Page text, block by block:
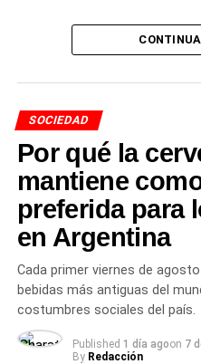
Un taller con
Obstetricia Carina Fretes
Mariana Pujol, quienes
didáctico, brindando
respondiendo las
Además, agradecieron a
Ledezma y Ramona
degustaciones que se
El
familias
SOCIEDAD
Por qué la
mantiene
preferida para
en Argentina
Cada primer viernes de
bebidas más antiguas del
costumbres sociales del país.
Published 1 día agoon 7
By Redacción